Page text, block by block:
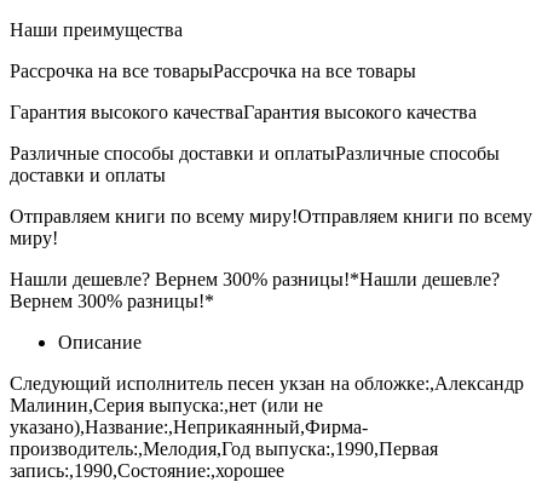
Наши преимущества
Рассрочка на все товарыРассрочка на все товары
Гарантия высокого качестваГарантия высокого качества
Различные способы доставки и оплатыРазличные способы
доставки и оплаты
Отправляем книги по всему миру!Отправляем книги по всему
миру!
Нашли дешевле? Вернем 300% разницы!*Нашли дешевле?
Вернем 300% разницы!*
Описание
Следующий исполнитель песен укзан на обложке:,Александр
Малинин,Серия выпуска:,нет (или не
указано),Название:,Неприкаянный,Фирма-
производитель:,Мелодия,Год выпуска:,1990,Первая
запись:,1990,Состояние:,хорошее